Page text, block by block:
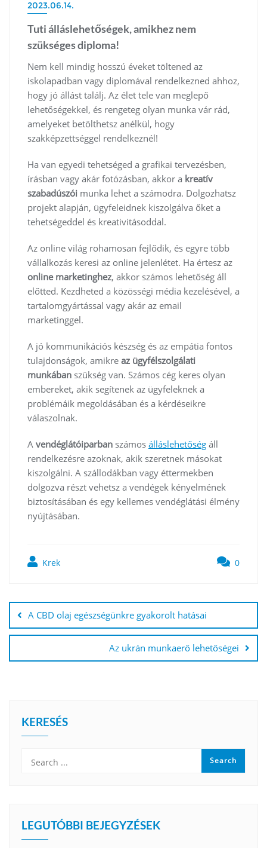
2023.06.14.
Tuti álláslehetőségek, amikhez nem
szükséges diploma!
Nem kell mindig hosszú éveket töltened az
iskolapadban vagy diplomával rendelkezned ahhoz,
hogy jó állást találj. Az élet tele van meglepő
lehetőségekkel, és rengeteg olyan munka vár rád,
amelyeket betölthetsz anélkül, hogy
szakképzettséggel rendelkeznél!
Ha van egyedi tehetséged a grafikai tervezésben,
írásban vagy akár fotózásban, akkor a kreatív
szabadúszói munka lehet a számodra. Dolgozhatsz
projekt alapján, ügyfeleidnek kiszolgálva őket a
tehetségeddel és kreativitásoddal.
Az online világ rohamosan fejlődik, és egyre több
vállalkozás keresi az online jelenlétet. Ha értesz az
online marketinghez, akkor számos lehetőség áll
előtted. Kezdheted a közösségi média kezelésével, a
tartalomgyártással vagy akár az email
marketinggel.
A jó kommunikációs készség és az empátia fontos
tulajdonságok, amikre az ügyfélszolgálati
munkában szükség van. Számos cég keres olyan
embereket, akik segítenek az ügyfeleknek a
problémáik megoldásában és a kérdéseikre
válaszolnak.
A vendéglátóiparban számos álláslehetőség áll
rendelkezésre azoknak, akik szeretnek másokat
kiszolgálni. A szállodákban vagy éttermekben
dolgozva részt vehetsz a vendégek kényelmének
biztosításában és egy kellemes vendéglátási élmény
nyújtásában.
Krek 0
navigáció
A CBD olaj egészségünkre gyakorolt hatásai
Az ukrán munkaerő lehetőségei
KERESÉS
LEGUTÓBBI BEJEGYZÉSEK